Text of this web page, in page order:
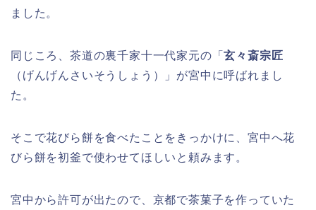
ました。
同じころ、茶道の裏千家十一代家元の「玄々斎宗匠
（げんげんさいそうしょう）」が宮中に呼ばれまし
た。
そこで花びら餅を食べたことをきっかけに、宮中へ花
びら餅を初釜で使わせてほしいと頼みます。
宮中から許可が出たので、京都で茶菓子を作っていた